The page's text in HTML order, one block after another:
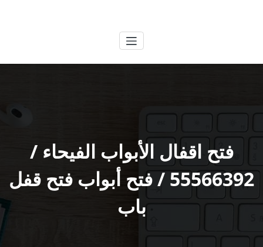
فتح اقفال الأبواب الفيحاء /
55566392 / فتح أبواب فتح قفل
باب